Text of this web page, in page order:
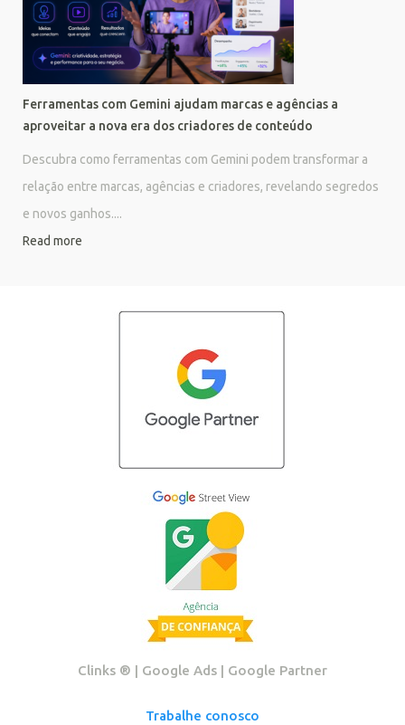
Ferramentas com Gemini ajudam marcas e agências a
aproveitar a nova era dos criadores de conteúdo
Descubra como ferramentas com Gemini podem transformar a
relação entre marcas, agências e criadores, revelando segredos
e novos ganhos....
Read more
Clinks ®️ | Google Ads | Google Partner
Trabalhe conosco